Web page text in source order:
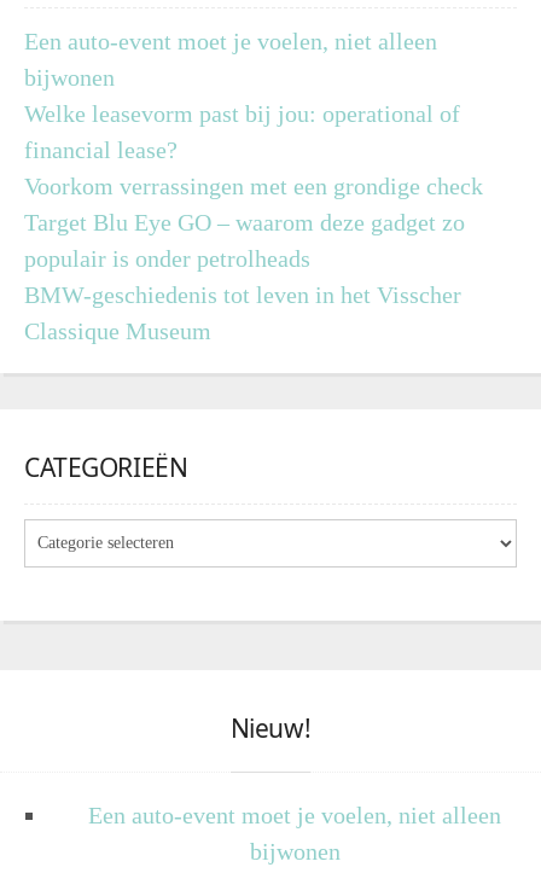
Een auto-event moet je voelen, niet alleen
bijwonen
Welke leasevorm past bij jou: operational of
financial lease?
Voorkom verrassingen met een grondige check
Target Blu Eye GO – waarom deze gadget zo
populair is onder petrolheads
BMW-geschiedenis tot leven in het Visscher
Classique Museum
CATEGORIEËN
Nieuw!
Een auto-event moet je voelen, niet alleen
bijwonen